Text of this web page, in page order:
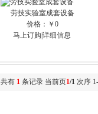
劳技实验室成套设备
价格：￥0
马上订购 详细信息
共有 1 条记录 当前页1/1 次序